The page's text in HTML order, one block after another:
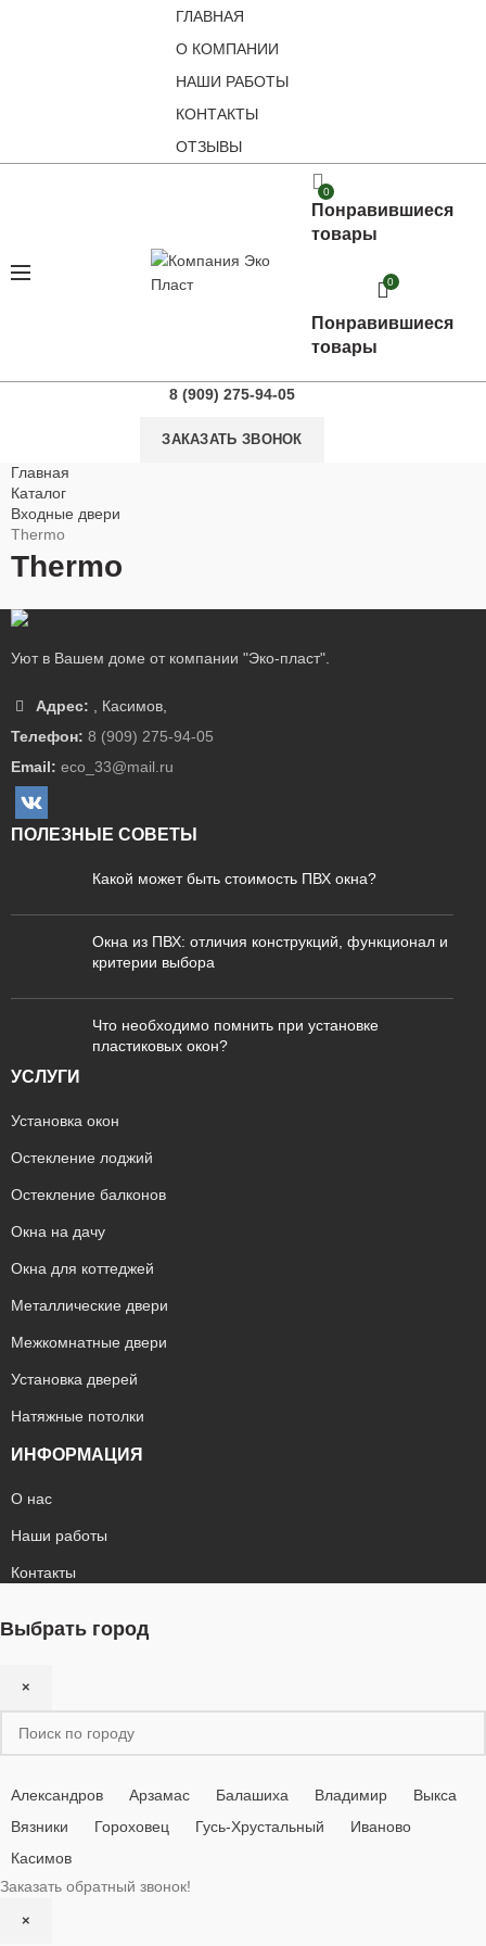
ГЛАВНАЯ
О КОМПАНИИ
НАШИ РАБОТЫ
КОНТАКТЫ
ОТЗЫВЫ
0
Понравившиеся
товары
0
Понравившиеся
товары
8 (909) 275-94-05
ЗАКАЗАТЬ ЗВОНОК
Главная
Каталог
Входные двери
Thermo
Thermo
Уют в Вашем доме от компании "Эко-пласт".
Адрес: Касимов
Телефон: 8 (909) 275-94-05
Email: eco_33@mail.ru
ПОЛЕЗНЫЕ СОВЕТЫ
Какой может быть стоимость ПВХ окна?
Окна из ПВХ: отличия конструкций, функционал и
критерии выбора
Что необходимо помнить при установке
пластиковых окон?
УСЛУГИ
Установка окон
Остекление лоджий
Остекление балконов
Окна на дачу
Окна для коттеджей
Металлические двери
Межкомнатные двери
Установка дверей
Натяжные потолки
ИНФОРМАЦИЯ
О нас
Наши работы
Контакты
Выбрать город
×
Александров Арзамас Балашиха Владимир
Выкса
Вязники
Гороховец Гусь-Хрустальный
Иваново
Касимов
Заказать обратный звонок!
×